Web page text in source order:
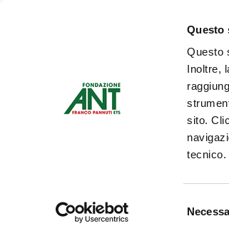
Questo
Questo
Inoltre,
sito.
del